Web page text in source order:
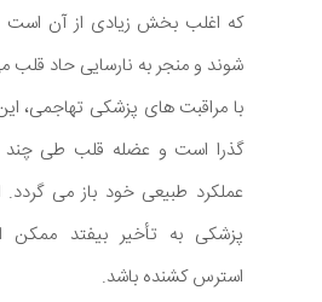
که اغلب بخش زیادی از آن است
شوند و منجر به نارسایی حاد قلب
با مراقبت های پزشکی تهاجمی،
گذرا است و عضله قلب طی چند
عملکرد طبیعی خود باز می گردد.
پزشکی به تأخیر بیفتد ممکن
استرس کشنده باشد.